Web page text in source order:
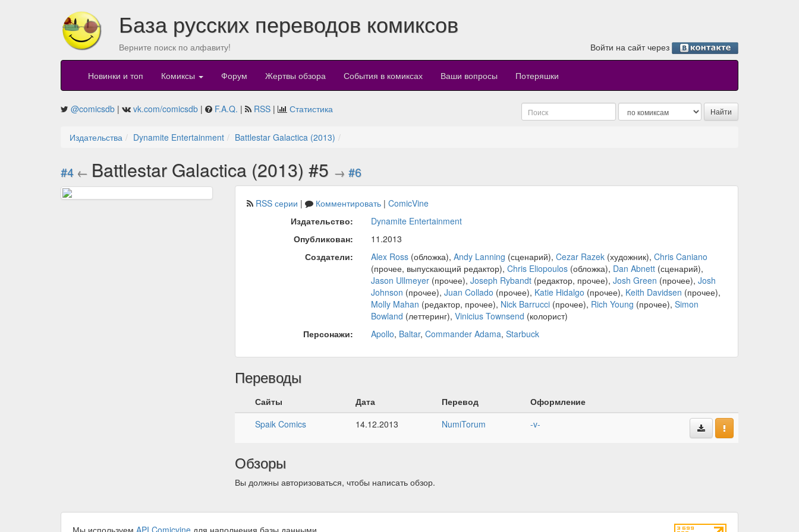
База русских переводов комиксов
Верните поиск по алфавиту! Войти на сайт через
Новинки и топ Комиксы Форум Жертвы обзора События в комиксах Ваши вопросы Потеряшки
@comicsdb | vk.com/comicsdb | F.A.Q. | RSS | Статистика
Издательства Dynamite Entertainment Battlestar Galactica (2013)
#4 ← Battlestar Galactica (2013) #5 → #6
RSS серии | Комментировать| ComicVine
Издательство:
Dynamite Entertainment
Опубликован:
11.2013
Создатели:
Alex Ross(обложка), Andy Lanning (сценарий), Cezar Razek(художник), Chris Caniano
(прочее, выпускающий редактор), Chris Eliopoulos(обложка), Dan Abnett(сценарий),
Jason Ullmeyer(прочее), Joseph Rybandt(редактор, прочее), Josh Green (прочее), Josh
Johnson (прочее), Juan Collado (прочее), Katie Hidalgo (прочее), Keith Davidsen (прочее),
Molly Mahan (редактор, прочее), Nick Barrucci(прочее), Rich Young (прочее), Simon
Bowland (леттеринг), Vinicius Townsend (колорист)
Персонажи:
Apollo, Baltar, Commander Adama, Starbuck
Переводы
Сайты Дата Перевод
Оформление
Spaik Comics
14.12.2013 NumiTorum -v-
Обзоры
Вы должны авторизоваться, чтобы написать обзор.